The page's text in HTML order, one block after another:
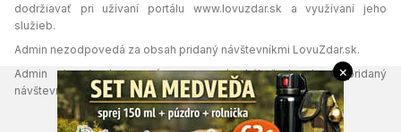
dodržiavať pri užívaní portálu www.lovuzdar.sk a využívaní jeho
služieb.
Admin nezodpovedá za obsah pridaný návštevníkmi LovuZdar.sk.
Admin si vyhradzuje právo vymazať akýkoľvek obsah pridaný
návštevníkmi portálu, ak tak uzná za vhodné.
×